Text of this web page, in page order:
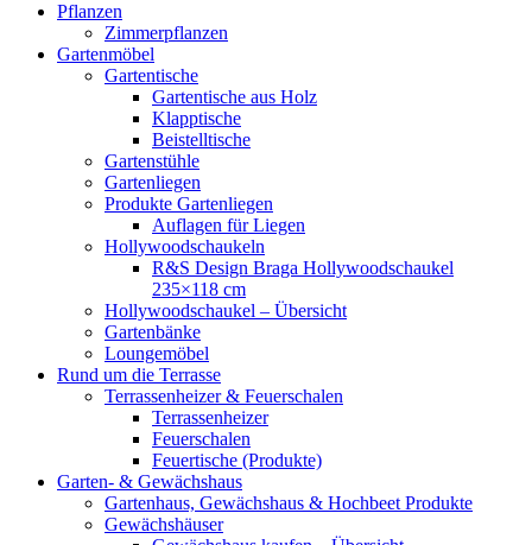
Pflanzen
Zimmerpflanzen
Gartenmöbel
Gartentische
Gartentische aus Holz
Klapptische
Beistelltische
Gartenstühle
Gartenliegen
Produkte Gartenliegen
Auflagen für Liegen
Hollywoodschaukeln
R&S Design Braga Hollywoodschaukel
235×118 cm
Hollywoodschaukel – Übersicht
Gartenbänke
Loungemöbel
Rund um die Terrasse
Terrassenheizer & Feuerschalen
Terrassenheizer
Feuerschalen
Feuertische (Produkte)
Garten- & Gewächshaus
Gartenhaus, Gewächshaus & Hochbeet Produkte
Gewächshäuser